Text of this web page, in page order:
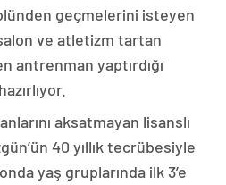
geçmelerini isteyen
ve atletizm tartan
antrenman yaptırdığı
aksatmayan lisanslı
40 yıllık tecrübesiyle
yaş gruplarında ilk 3’e